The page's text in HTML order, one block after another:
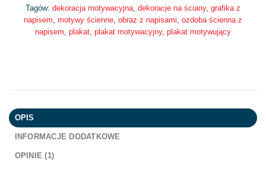
Tagów: dekoracja motywacyjna dekoracje na ściany, grafika z
napisem motywy ścienne obraz z napisami ozdoba ścienna z
napisem plakat plakat motywacyjny, plakat motywujący
OPIS
INFORMACJE DODATKOWE
OPINIE (1)